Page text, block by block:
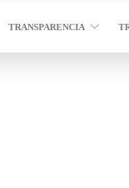
TRANSPARENCIA